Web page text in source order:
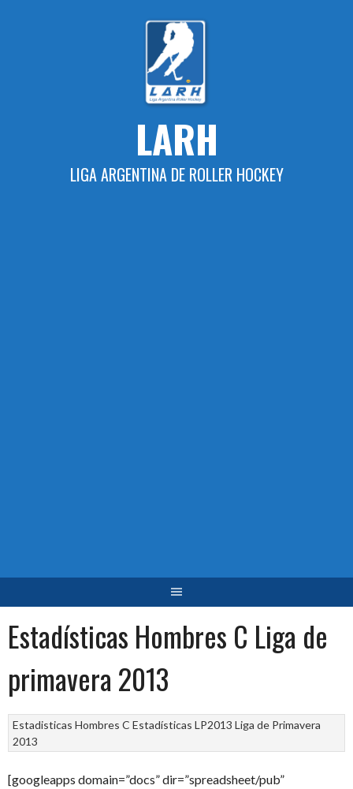
LARH
LIGA ARGENTINA DE ROLLER HOCKEY
Estadísticas Hombres C Liga de
primavera 2013
Estadisticas Hombres C Estadísticas LP2013 Liga de Primavera
2013
[googleapps domain=”docs” dir=”spreadsheet/pub”